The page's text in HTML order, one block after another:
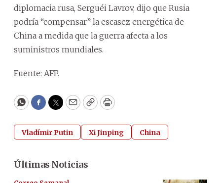
diplomacia rusa, Serguéi Lavrov, dijo que Rusia
podría “compensar” la escasez energética de
China a medida que la guerra afecta a los
suministros mundiales.
Fuente: AFP.
WhatsApp
Facebook
Twitter
EmailCopyPrint
Vladímir Putin Xi Jinping China
Últimas Noticias